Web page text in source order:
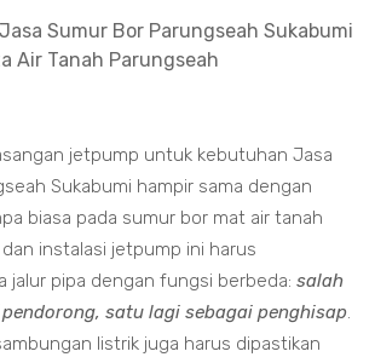
Jasa Sumur Bor Parungseah Sukabumi
Air Tanah Parungseah
jetpump untuk kebutuhan Jasa
Sukabumi hampir sama dengan
biasa pada sumur bor mat air tanah
instalasi jetpump ini harus
jalur pipa dengan fungsi berbeda: salah
satu lagi sebagai penghisap.
listrik juga harus dipastikan